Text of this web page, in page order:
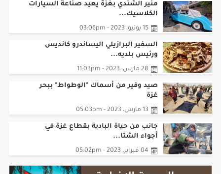
منير الشندي بغزة يعيد صناعة السيارات
الكلاسيك...
15 يونيو، 2023 - 03:06pm
السفير البرازيلي اليساندرو كانديس
ورئيس بلديه...
28 مارس، 2023 - 11:03pm
صيد وفير من أسماك "الوطواط" ببحر
غزة
13 مارس، 2023 - 05:03pm
جانب من حياة البادية بقطاع غزة في
أجواء الشتا...
04 فبراير، 2023 - 05:02pm